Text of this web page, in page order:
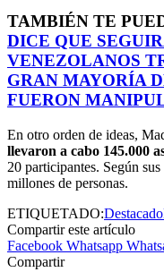
TAMBIÉN TE
DICE QUE
VENEZOLANOS
GRAN MAYORÍA
FUERON
En otro orden de ideas,
llevaron a cabo 145.000
20 participantes. Según
millones de personas.
ETIQUETADO:Destacado
Compartir este artículo
Facebook Whatsapp
Compartir